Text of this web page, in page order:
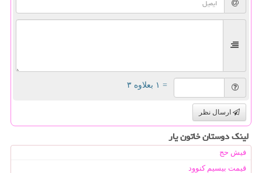
= ۱ بعلاوه ۳
ارسال نظر
لینک دوستان خاتون یار
فیش حج
قیمت بیسیم کنوود